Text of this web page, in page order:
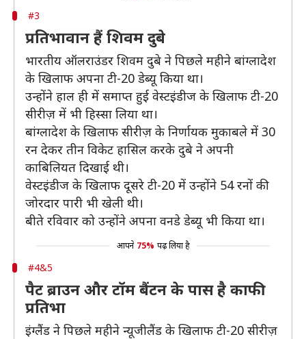
#3
प्रतिभावान हैं शिवम दुबे
भारतीय ऑलराउंडर शिवम दुबे ने पिछले महीने बांग्लादेश
के खिलाफ अपना टी-20 डेब्यू किया था।
उन्होंने हाल ही में समाप्त हुई वेस्टइंडीज के खिलाफ टी-20
सीरीज़ में भी हिस्सा लिया था।
बांग्लादेश के खिलाफ सीरीज़ के निर्णायक मुकाबले में 30
रन देकर तीन विकेट हासिल करके दुबे ने अपनी
काबिलियत दिखाई थी।
वेस्टइंडीज के खिलाफ दूसरे टी-20 में उन्होंने 54 रनों की
जोरदार पारी भी खेली थी।
बीते रविवार को उन्होंने अपना वनडे डेब्यू भी किया था।
आपने 75% पढ़ लिया है
#4&5
पैट ब्राउन और टॉम बैंटन के पास है काफी
प्रतिभा
इंग्लैंड ने पिछले महीने न्यूजीलैंड के खिलाफ टी-20 सीरीज़